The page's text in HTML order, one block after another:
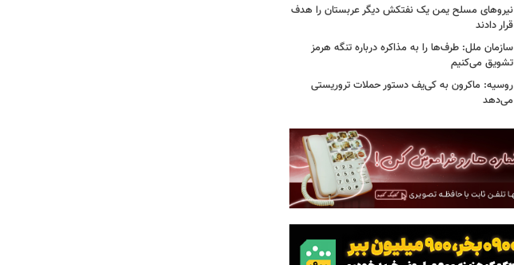
نیروهای مسلح یمن یک نفتکش دیگر عربستان را هدف
قرار دادند
سازمان ملل: طرف‌ها را به مذاکره درباره تنگه هرمز
تشویق می‌کنیم
روسیه: ماکرون به کی‌یف دستور حملات تروریستی
می‌دهد